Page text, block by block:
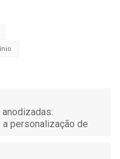
personalização de